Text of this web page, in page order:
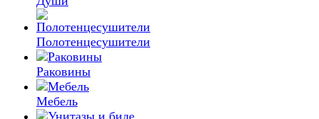
Полотенцесушители
Раковины
Мебель